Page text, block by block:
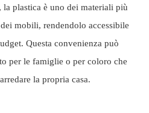
la plastica è uno dei materiali più
mobili, rendendolo accessibile
Questa convenienza può
per le famiglie o per coloro che
la propria casa.